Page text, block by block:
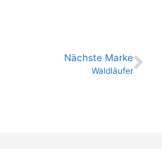
Nächste Marke
Waldläufer